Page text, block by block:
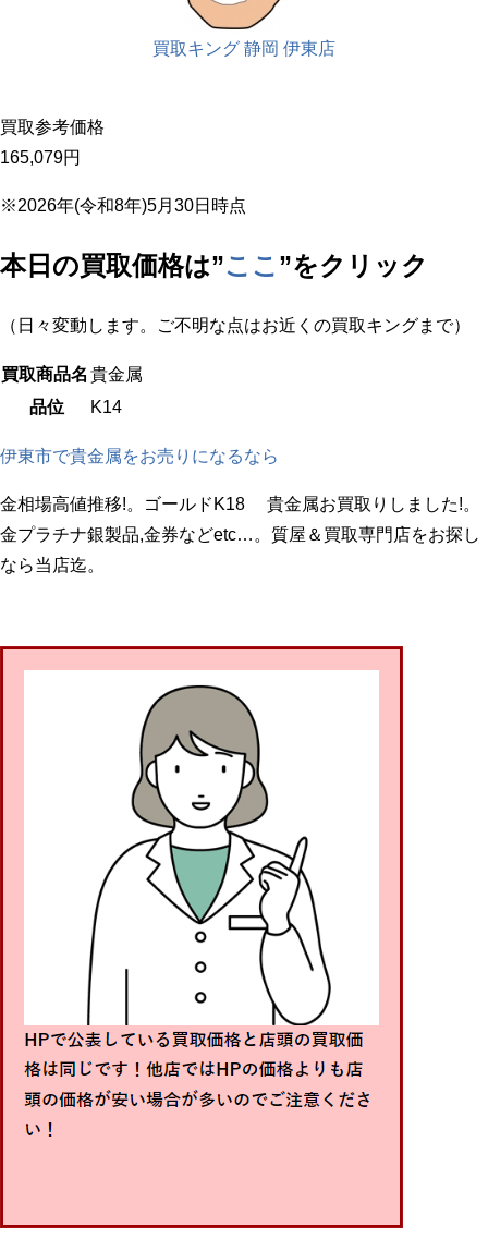
買取キング 静岡 伊東店
買取参考価格
165,079円
※2026年(令和8年)5月30日時点
本日の買取価格は”ここ”をクリック
（日々変動します。ご不明な点はお近くの買取キングまで）
買取商品名 貴金属
品位
K14
伊東市で貴金属をお売りになるなら
金相場高値推移!。ゴールドK18 貴金属お買取りしました!。
金プラチナ銀製品,金券などetc…。質屋＆買取専門店をお探し
なら当店迄。